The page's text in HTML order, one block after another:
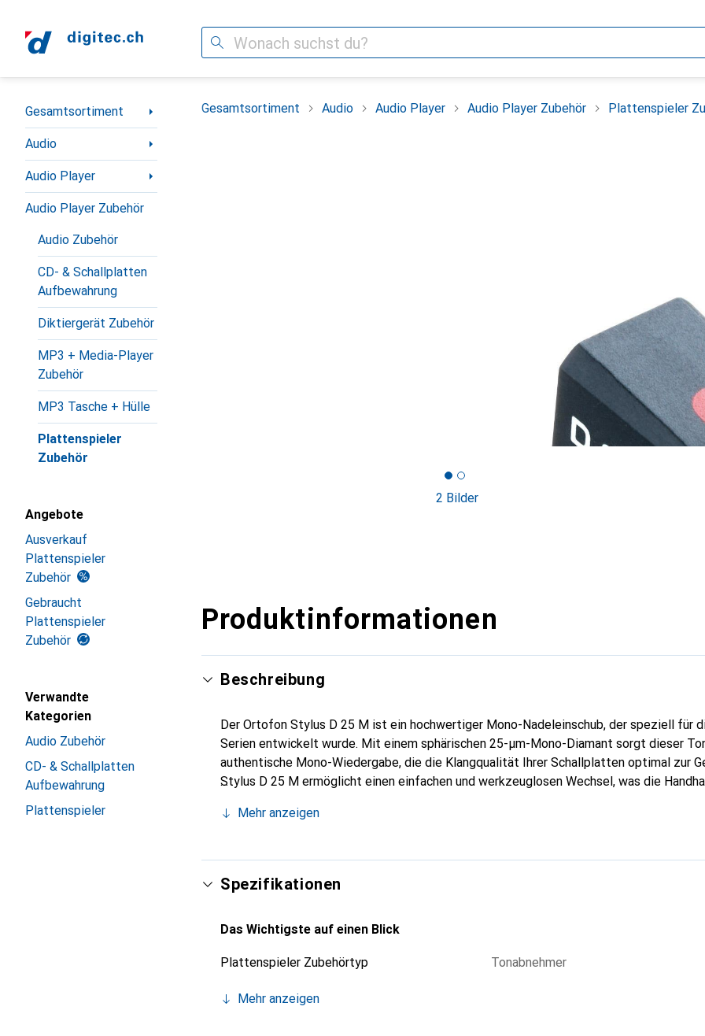
Suche
Navigation nach Kategorien
Gesamtsortiment
Audio
Audio Player
Audio Player Zubehör
Audio Zubehör
CD- & Schallplatten
Aufbewahrung
Diktiergerät Zubehör
MP3 + Media-Player
Zubehör
MP3 Tasche + Hülle
Plattenspieler
Zubehör
Angebote
Ausverkauf
Plattenspieler
Zubehör
Gebraucht
Plattenspieler
Zubehör
Verwandte
Kategorien
Audio Zubehör
CD- & Schallplatten
Aufbewahrung
Plattenspieler
Gesamtsortiment Audio Audio Player Audio Player Zubehör Plattenspieler
2 Bilder
Produktinformationen
Beschreibung
Der Ortofon Stylus D 25 M ist ein hochwertiger Mono-Nadeleinschub, der speziell für
Serien entwickelt wurde. Mit einem sphärischen 25-µm-Mono-Diamant sorgt dieser
authentische Mono-Wiedergabe, die die Klangqualität Ihrer Schallplatten optimal zur
Stylus D 25 M ermöglicht einen einfachen und werkzeuglosen Wechsel, was die
Gramm sorgt für eine präzise Abtastung und minimiert den Verschleiss Ihrer
für Musikliebhaber macht.
Mehr anzeigen
Spezifikationen
Das Wichtigste auf einen Blick
Plattenspieler Zubehörtyp Tonabnehmer
Mehr anzeigen